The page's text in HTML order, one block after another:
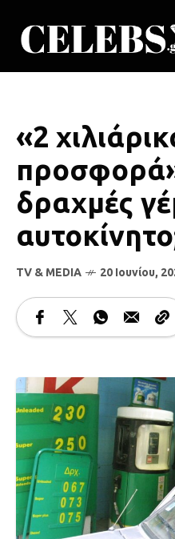
«2
δραχμές
TV & MEDIA 20 Ιουνίου,